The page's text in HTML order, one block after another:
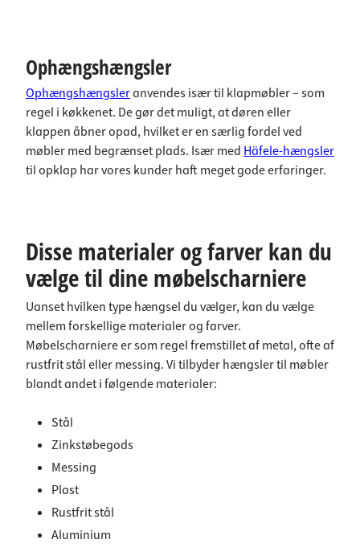
Ophængshængsler
Ophængshængsleranvendes især til klapmøbler – som
regel i køkkenet. De gør det muligt, at døren eller
klappen åbner opad, hvilket er en særlig fordel ved
møbler med begrænset plads. Især med Häfele-hængsler
til opklap har vores kunder haft meget gode erfaringer.
Disse materialer og farver kan du
vælge til dine møbelscharniere
Uanset hvilken type hængsel du vælger, kan du vælge
mellem forskellige materialer og farver.
Møbelscharniere er som regel fremstillet af metal, ofte af
rustfrit stål eller messing. Vi tilbyder hængsler til møbler
blandt andet i følgende materialer:
Stål
Zinkstøbegods
Messing
Plast
Rustfrit stål
Aluminium